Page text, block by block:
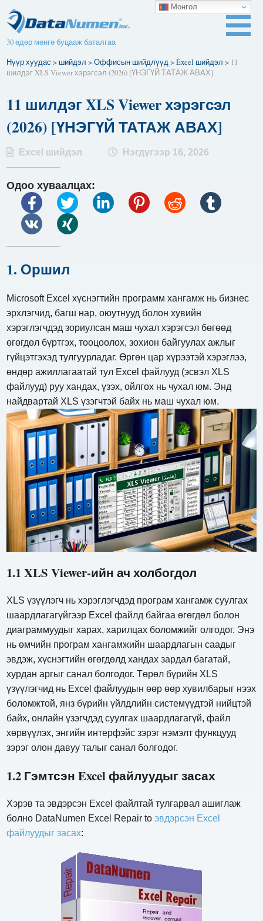
30 өдөр мөнгө буцааж баталгаа
Нүүр хуудас > шийдэл >Оффисын шийдлүүд>Excel шийдэл > 11
шилдэг XLS Viewer хэрэгсэл (2026) [ҮНЭГҮЙ ТАТАЖ АВАХ]
11 шилдэг XLS Viewer хэрэгсэл
(2026) [ҮНЭГҮЙ ТАТАЖ АВАХ]
Excel шийдэл Нэгдүгээр 16, 2026
Одоо хуваалцах:
1. Оршил
Microsoft Excel хүснэгтийн программ хангамж нь бизнес
эрхлэгчид, багш нар, оюутнууд болон хувийн
хэрэглэгчдэд зориулсан маш чухал хэрэгсэл бөгөөд
өгөгдөл бүртгэх, тооцоолох, зохион байгуулах ажлыг
гүйцэтгэхэд тулгуурладаг. Өргөн цар хүрээтэй хэрэглээ,
өндөр ажиллагаатай тул Excel файлууд (эсвэл XLS
файлууд) руу хандах, үзэх, ойлгох нь чухал юм. Энд
найдвартай XLS үзэгчтэй байх нь маш чухал юм.
1.1 XLS Viewer-ийн ач холбогдол
XLS үзүүлэгч нь хэрэглэгчдэд програм хангамж суулгах
шаардлагагүйгээр Excel файлд байгаа өгөгдөл болон
диаграммуудыг харах, харилцах боломжийг олгодог. Энэ
нь өмчийн програм хангамжийн шаардлагын саадыг
эвдэж, хүснэгтийн өгөгдөлд хандах зардал багатай,
хурдан аргыг санал болгодог. Төрөл бүрийн XLS
үзүүлэгчид нь Excel файлуудын өөр өөр хувилбарыг нээх
боломжтой, янз бүрийн үйлдлийн системүүдтэй нийцтэй
байх, онлайн үзэгчдэд суулгах шаардлагагүй, файл
хөрвүүлэх, энгийн интерфэйс зэрэг нэмэлт функцууд
зэрэг олон давуу талыг санал болгодог.
1.2 Гэмтсэн Excel файлуудыг засах
Хэрэв та эвдэрсэн Excel файлтай тулгарвал ашиглаж
болно DataNumen Excel Repair toэвдэрсэн Excel
файлуудыг засах:
Монгол